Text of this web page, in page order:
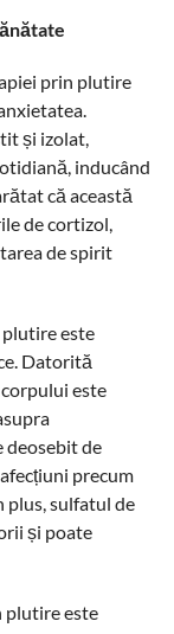
prin plutire
și izolat,
inducând
că această
de cortizol,
de spirit
este
Datorită
este
deosebit de
precum
plus, sulfatul de
și poate
plutire este